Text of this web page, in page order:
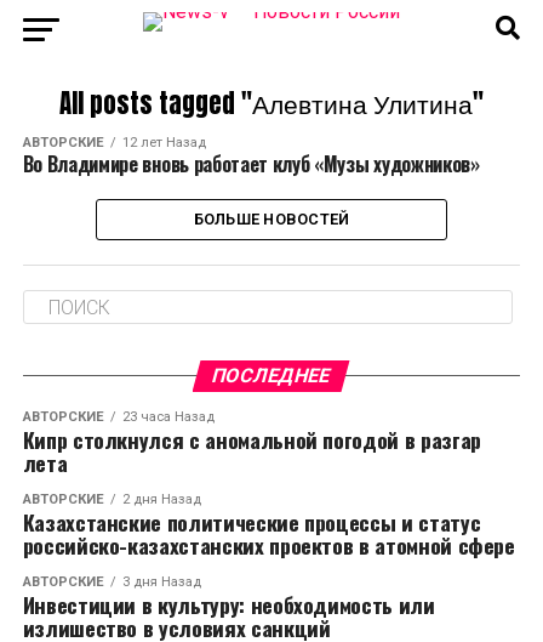
All posts tagged "Алевтина Улитина"
АВТОРСКИЕ 12 лет Назад
Во Владимире вновь работает клуб «Музы художников»
БОЛЬШЕ НОВОСТЕЙ
ПОСЛЕДНЕЕ
АВТОРСКИЕ 23 часа Назад
Кипр столкнулся с аномальной погодой в разгар
лета
АВТОРСКИЕ 2 дня Назад
Казахстанские политические процессы и статус
российско-казахстанских проектов в атомной сфере
АВТОРСКИЕ 3 дня Назад
Инвестиции в культуру: необходимость или
излишество в условиях санкций